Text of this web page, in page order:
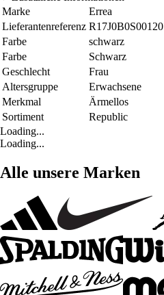
Marke
Errea
Lieferantenreferenz R17J0B0S00120
Farbe
schwarz
Farbe
Schwarz
Geschlecht
Frau
Altersgruppe
Erwachsene
Merkmal
Ärmellos
Sortiment
Republic
Loading...
Loading...
Alle unsere Marken